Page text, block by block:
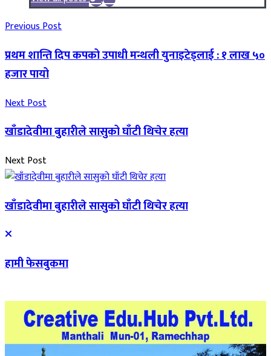
Previous Post
प्रथम शान्ति दिप कपको उपाधी मन्थली युनाइटेड्लाई : १ लाख ५०
हजार पायो
Next Post
खाँडादेवीमा बुहारीले सासुको घाँटी थिचेर हत्या
Next Post
खाँडादेवीमा बुहारीले सासुको घाँटी थिचेर हत्या
हामी फेसबुकमा